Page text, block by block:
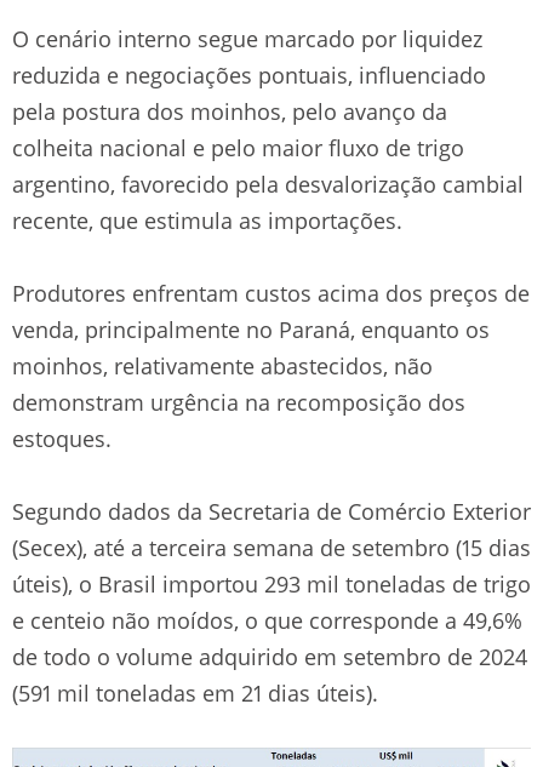
O cenário interno segue marcado por liquidez
reduzida e negociações pontuais, influenciado
pela postura dos moinhos, pelo avanço da
colheita nacional e pelo maior fluxo de trigo
argentino, favorecido pela desvalorização cambial
recente, que estimula as importações.
Produtores enfrentam custos acima dos preços de
venda, principalmente no Paraná, enquanto os
moinhos, relativamente abastecidos, não
demonstram urgência na recomposição dos
estoques.
Segundo dados da Secretaria de Comércio Exterior
(Secex), até a terceira semana de setembro (15 dias
úteis), o Brasil importou 293 mil toneladas de trigo
e centeio não moídos, o que corresponde a 49,6%
de todo o volume adquirido em setembro de 2024
(591 mil toneladas em 21 dias úteis).